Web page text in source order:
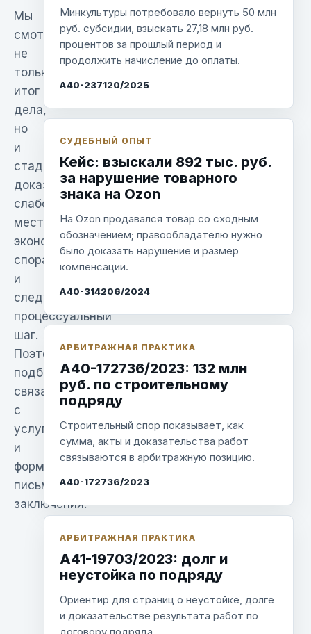
Мы
смотрим
не
только
итог
дела,
но
и
стадию,
доказательства,
слабое
место,
экономику
спора
и
следующий
процессуальный
шаг.
Поэтому
подборка
связана
с
услугами
и
форматом
письменного
заключения.
Минкультуры потребовало вернуть 50 млн
руб. субсидии, взыскать 27,18 млн руб.
процентов за прошлый период и
продолжить начисление до оплаты.
А40-237120/2025
СУДЕБНЫЙ ОПЫТ
Кейс: взыскали 892 тыс. руб.
за нарушение товарного
знака на Ozon
На Ozon продавался товар со сходным
обозначением; правообладателю нужно
было доказать нарушение и размер
компенсации.
А40-314206/2024
АРБИТРАЖНАЯ ПРАКТИКА
А40-172736/2023: 132 млн
руб. по строительному
подряду
Строительный спор показывает, как
сумма, акты и доказательства работ
связываются в арбитражную позицию.
А40-172736/2023
АРБИТРАЖНАЯ ПРАКТИКА
А41-19703/2023: долг и
неустойка по подряду
Ориентир для страниц о неустойке, долге
и доказательстве результата работ по